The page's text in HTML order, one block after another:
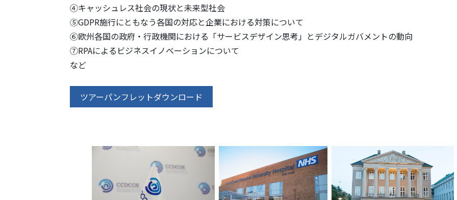
④キャッシュレス社会の現状と未来型社会
⑤GDPR施行にともなう各国の対応と企業における対策について
⑥欧州各国の政府・行政機関における「サービスデザイン思考」とデジタルガバメントの動向
⑦RPAによるビジネスイノベーションについて
など
ツアーパンフレットダウンロード